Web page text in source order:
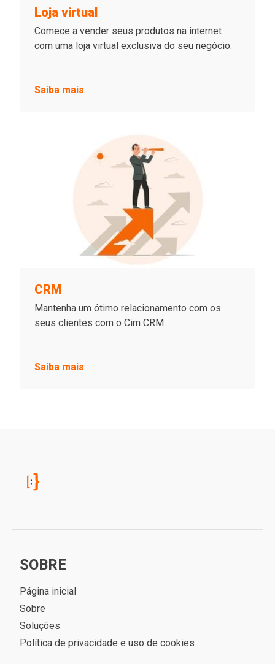
Loja virtual
Comece a vender seus produtos na internet
com uma loja virtual exclusiva do seu negócio.
Saiba mais
CRM
Mantenha um ótimo relacionamento com os
seus clientes com o Cim CRM.
Saiba mais
SOBRE
Página inicial
Sobre
Soluções
Política de privacidade e uso de cookies